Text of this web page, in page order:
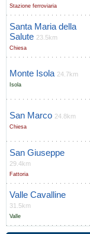
Stazione ferroviaria
Santa Maria della
Salute 23.5km
Chiesa
Monte Isola 24.7km
Isola
San Marco 24.8km
Chiesa
San Giuseppe
29.4km
Fattoria
Valle Cavalline
31.5km
Valle